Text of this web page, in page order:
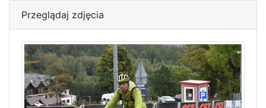
Przeglądaj zdjęcia